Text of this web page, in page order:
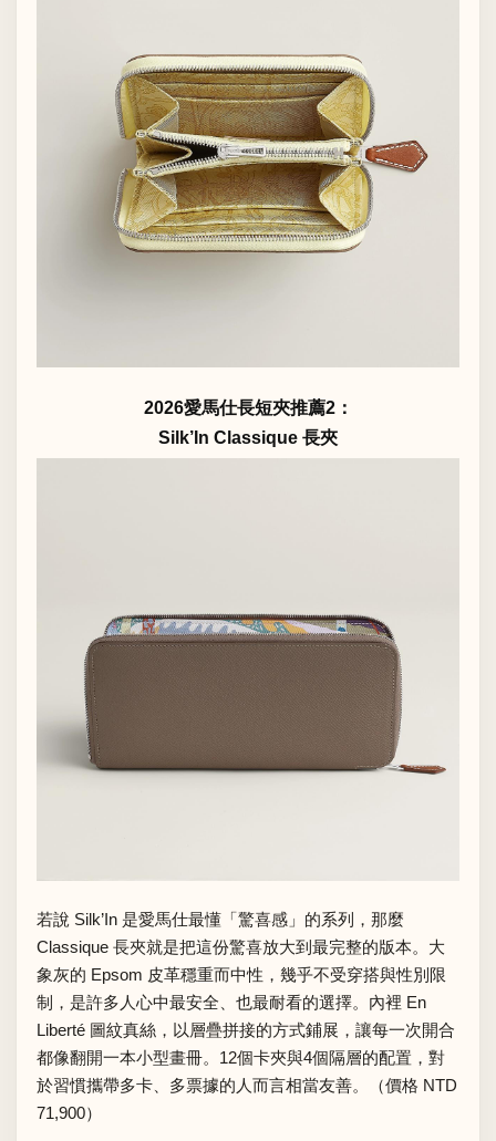
2026愛馬仕長短夾推薦2：
Silk’In Classique 長夾
若說 Silk’In 是愛馬仕最懂「驚喜感」的系列，那麼
Classique 長夾就是把這份驚喜放大到最完整的版本。大
象灰的 Epsom 皮革穩重而中性，幾乎不受穿搭與性別限
制，是許多人心中最安全、也最耐看的選擇。內裡 En
Liberté 圖紋真絲，以層疊拼接的方式鋪展，讓每一次開合
都像翻開一本小型畫冊。12個卡夾與4個隔層的配置，對
於習慣攜帶多卡、多票據的人而言相當友善。（價格 NTD
71,900）